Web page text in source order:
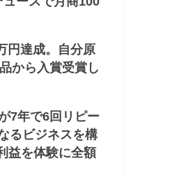
円達成。自分原
から入賞受賞し
7年で6回リピー
るビジネスを構
益を体験に全額